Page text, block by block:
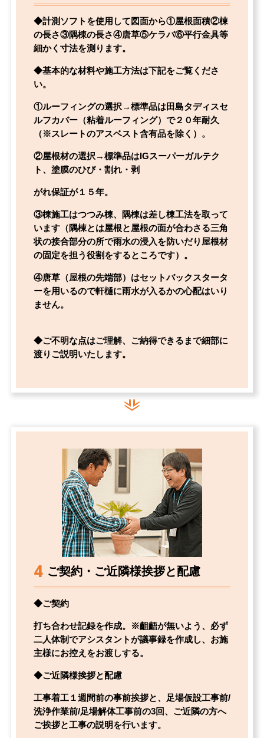
◆計測ソフトを使用して図面から①屋根面積②棟
の長さ③隅棟の長さ④唐草⑤ケラバ⑥平行金具等
細かく寸法を測ります。
◆基本的な材料や施工方法は下記をご覧くださ
い。
①ルーフィングの選択→標準品は田島タディスセ
ルフカバー（粘着ルーフィング）で２０年耐久
（※スレートのアスベスト含有品を除く）。
②屋根材の選択→標準品はIGスーパーガルテク
ト、塗膜のひび・割れ・剥
がれ保証が１５年。
③棟施工はつつみ棟、隅棟は差し棟工法を取って
います（隅棟とは屋根と屋根の面が合わさる三角
状の接合部分の所で雨水の浸入を防いだり屋根材
の固定を担う役割をするところです） 。
④唐草（屋根の先端部）はセットバックスタータ
ーを用いるので軒樋に雨水が入るかの心配はいり
ません。
◆ご不明な点はご理解、ご納得できるまで細部に
渡りご説明いたします。
4 ご契約・ご近隣様挨拶と配慮
◆ご契約
打ち合わせ記録を作成。※齟齬が無いよう、必ず
二人体制でアシスタントが議事録を作成し、お施
主様にお控えをお渡しする。
◆ご近隣様挨拶と配慮
工事着工１週間前の事前挨拶と、足場仮設工事前/
洗浄作業前/足場解体工事前の3回、ご近隣の方へ
ご挨拶と工事の説明を行います。